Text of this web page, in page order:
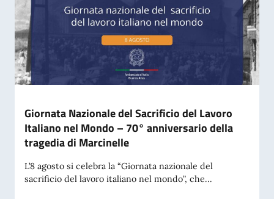
Giornata Nazionale del Sacrificio del Lavoro
Italiano nel Mondo – 70° anniversario della
tragedia di Marcinelle
L’8 agosto si celebra la “Giornata nazionale del
sacrificio del lavoro italiano nel mondo”, che...